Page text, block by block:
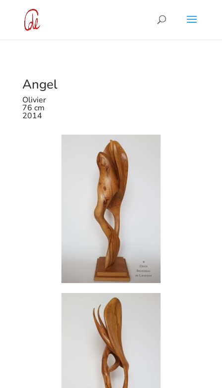
Angel
Olivier
76 cm
2014